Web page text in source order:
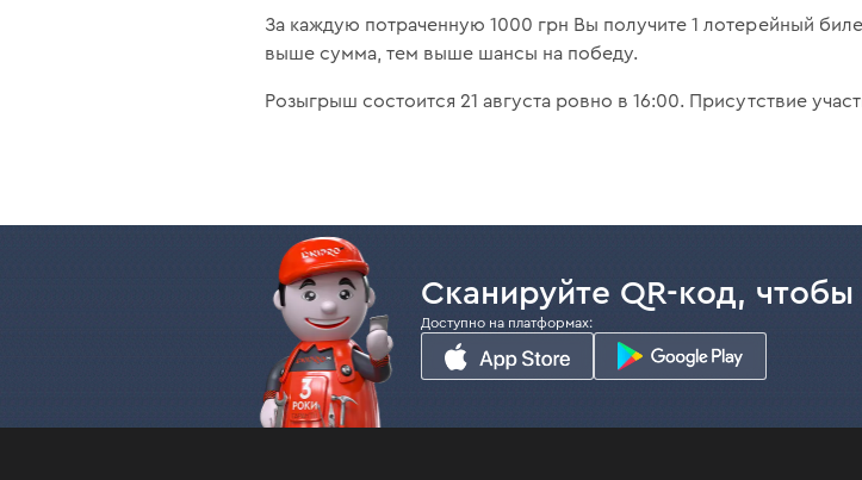
За каждую потраченную 1000 грн Вы получите 1 лотерейный
выше сумма, тем выше шансы на победу.
Розыгрыш состоится 21 августа ровно в 16:00. Присутствие
Сканируйте QR-код,
Доступно на платформах: